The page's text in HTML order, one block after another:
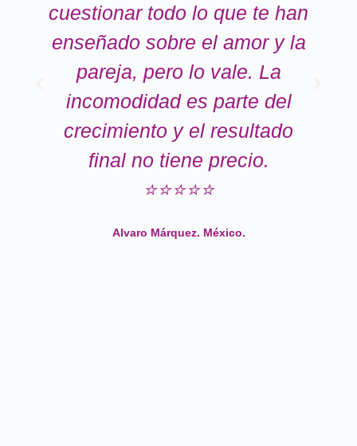
cuestionar todo lo que te han
enseñado sobre el amor y la
pareja, pero lo vale. La
incomodidad es parte del
crecimiento y el resultado
final no tiene precio.
⭐⭐⭐⭐⭐
Alvaro Márquez. México.